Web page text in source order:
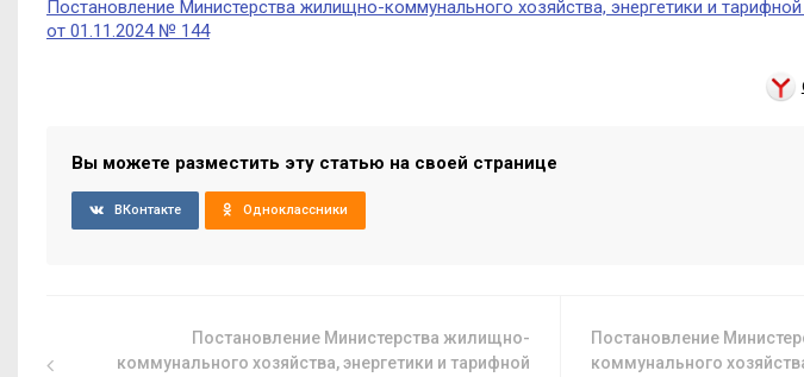
Постановление Министерства жилищно-коммунального хозяйства, энергетики и
от 01.11.2024 № 144
Вы можете разместить эту статью на своей странице
ВКонтакте Одноклассники
Постановление Министерства жилищно-
коммунального хозяйства, энергетики и тарифной
Постановление
коммунального